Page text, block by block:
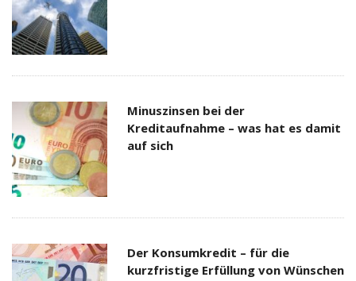
Minuszinsen bei der
Kreditaufnahme – was hat es damit
auf sich
Der Konsumkredit – für die
kurzfristige Erfüllung von Wünschen